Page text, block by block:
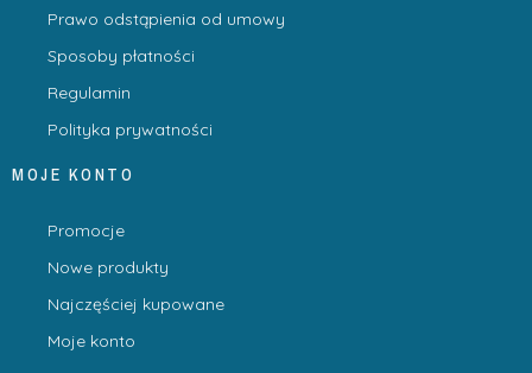
Prawo odstąpienia od umowy
Sposoby płatności
Regulamin
Polityka prywatności
MOJE KONTO
Promocje
Nowe produkty
Najczęściej kupowane
Moje konto